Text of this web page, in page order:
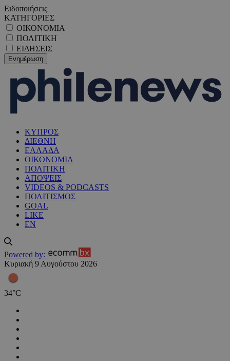
Ειδοποιήσεις
ΚΑΤΗΓΟΡΙΕΣ
ΟΙΚΟΝΟΜΙΑ
ΠΟΛΙΤΙΚΗ
ΕΙΔΗΣΕΙΣ
ΚΥΠΡΟΣ
ΔΙΕΘΝΗ
ΕΛΛΑΔΑ
ΟΙΚΟΝΟΜΙΑ
ΠΟΛΙΤΙΚΗ
ΑΠΟΨΕΙΣ
VIDEOS & PODCASTS
ΠΟΛΙΤΙΣΜΟΣ
GOAL
LIKE
EN
Powered by:
Κυριακή 9 Αυγούστου 2026
34°C